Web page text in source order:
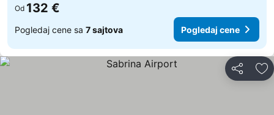
Od 132 €
Pogledaj cene sa 7 sajtova Pogledaj cene
Deli